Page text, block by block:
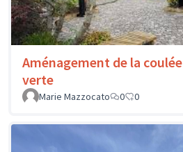
Aménagement de la coulée
verte
Marie Mazzocato
0 0